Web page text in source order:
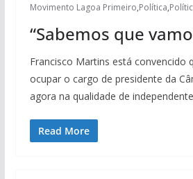
Movimento Lagoa Primeiro,Política,
“Sabemos que
Francisco Martins está convencido
ocupar o cargo de presidente da
agora na qualidade de
Read More